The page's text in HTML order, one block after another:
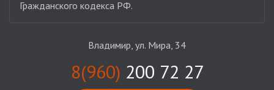
Гражданского кодекса РФ.
Владимир, ул. Мира, 34
8(960) 200 72 27